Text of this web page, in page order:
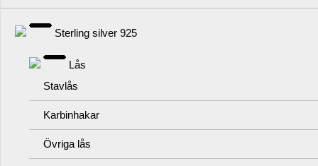
Sterling silver 925
Lås
Stavlås
Karbinhakar
Övriga lås